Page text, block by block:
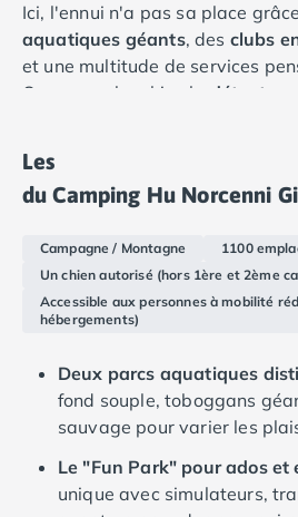
Camping Douarnenez
Camping Fouesnant
Camping Plouescat
Camping Ille-et-Vilaine
Camping Cancale
Camping Dinard
Camping Saint-Malo
Camping Morbihan
Camping Auray
Camping Carnac
Camping Locmariaquer
Camping Penestin
Camping Quiberon
Camping Vannes
Camping Champagne-Ardenne
Ici, l'ennui n'a pas sa place
aquatiques géants, des clubs
et une multitude de services
Que vous cherchiez la
détente
dans une
infrastructures de loisirs : du
relaxant auxaires de jeux
Tout est réuni pour que vos
toute sécurité pendant que vous
mobile home.
L’emplacement est idéal pour
Florence, admirez la célèbre
vous dans les ruelles
Les
du Camping Hu Norcenni
Campagne / Montagne
1100
Un chien autorisé (hors 1ère et 2ème
Accessible aux personnes à mobilité
hébergements)
Deux parcs aquatiques
fond souple, toboggans
sauvage pour varier les
Le "Fun Park" pour ados et
unique avec simulateurs,